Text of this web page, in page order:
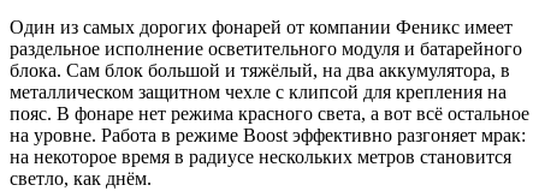
Один из самых дорогих фонарей от компании Феникс имеет
раздельное исполнение осветительного модуля и батарейного
блока. Сам блок большой и тяжёлый, на два аккумулятора, в
металлическом защитном чехле с клипсой для крепления на
пояс. В фонаре нет режима красного света, а вот всё остальное
на уровне. Работа в режиме Boost эффективно разгоняет мрак:
на некоторое время в радиусе нескольких метров становится
светло, как днём.